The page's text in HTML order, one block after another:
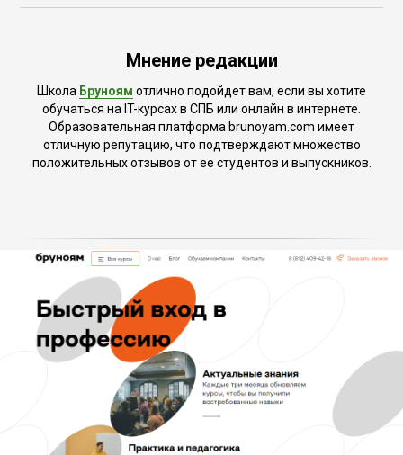
Мнение редакции
Школа Бруноям отлично подойдет вам, если вы хотите
обучаться на IT-курсах в СПБ или онлайн в интернете.
Образовательная платформа brunoyam.com имеет
отличную репутацию, что подтверждают множество
положительных отзывов от ее студентов и выпускников.